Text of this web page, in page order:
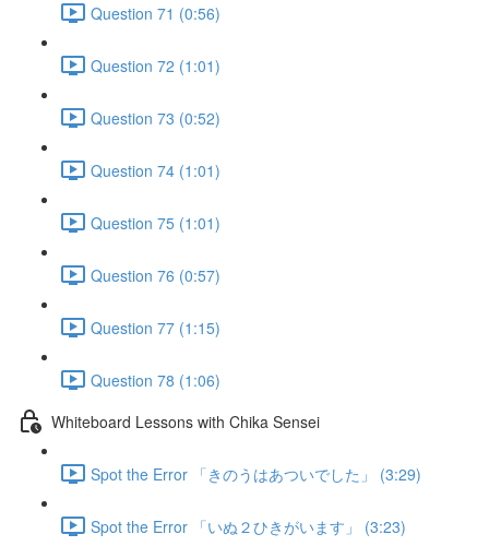
Question 71 (0:56)
Question 72 (1:01)
Question 73 (0:52)
Question 74 (1:01)
Question 75 (1:01)
Question 76 (0:57)
Question 77 (1:15)
Question 78 (1:06)
Whiteboard Lessons with Chika Sensei
Spot the Error 「きのうはあついでした」 (3:29)
Spot the Error 「いぬ２ひきがいます」 (3:23)